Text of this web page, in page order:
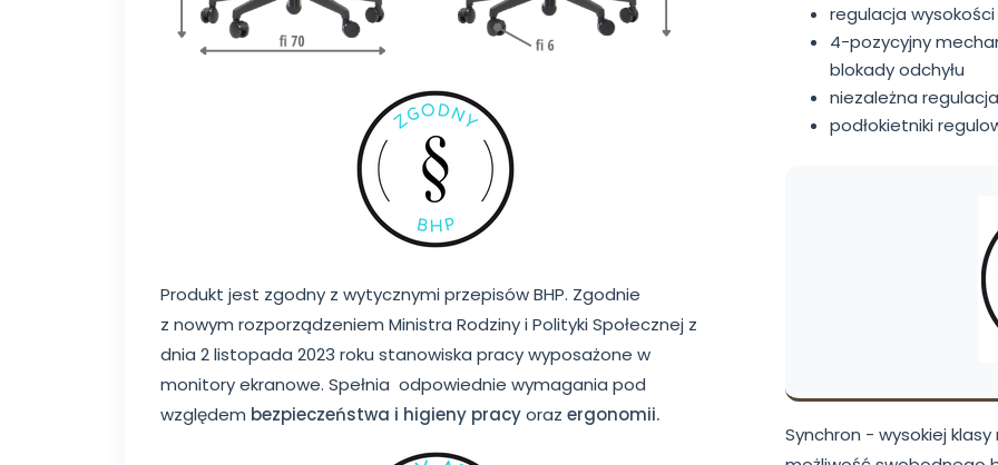
Produkt jest zgodny z wytycznymi przepisów BHP. Zgodnie
z nowym rozporządzeniem Ministra Rodziny i Polityki Społecznej z
dnia 2 listopada 2023 roku stanowiska pracy wyposażone w
monitory ekranowe. Spełnia odpowiednie wymagania pod
względem bezpieczeństwa i higieny pracyoraz ergonomii.
regulacja
4-pozycyjny
blokady odchyłu
niezależna
podłokietniki
Synchron - wysokiej